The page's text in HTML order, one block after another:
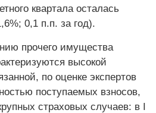
квартала осталась
0,1 п.п. за год).
прочего имущества
высокой
по оценке экспертов
поступаемых взносов,
страховых случаев: в I